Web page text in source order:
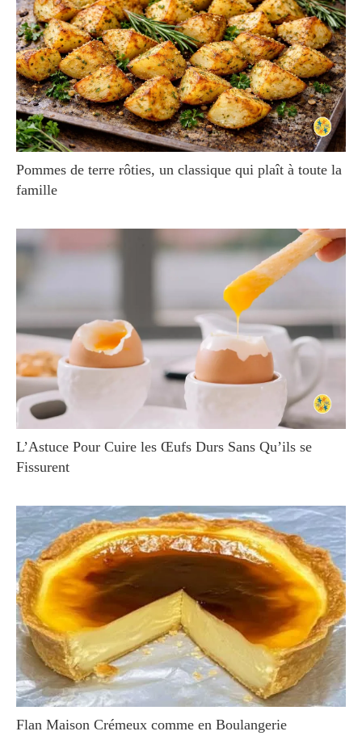
Pommes de terre rôties, un classique qui plaît à toute la
famille
L’Astuce Pour Cuire les Œufs Durs Sans Qu’ils se
Fissurent
Flan Maison Crémeux comme en Boulangerie